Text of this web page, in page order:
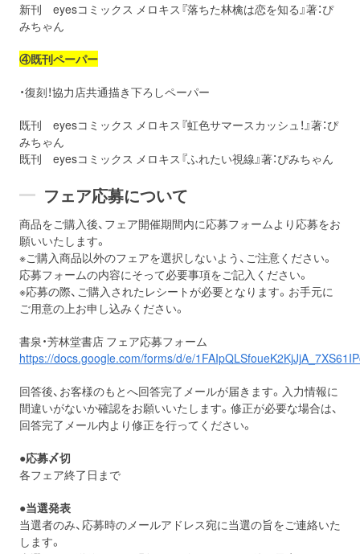
新刊 eyesコミックス メロキス『落ちた林檎は恋を知る』著：ぴ
みちゃん
④既刊ペーパー
・復刻！協力店共通描き下ろしペーパー
既刊 eyesコミックス メロキス『虹色サマースカッシュ！』著：ぴ
みちゃん
既刊 eyesコミックス メロキス『ふれたい視線』著：ぴみちゃん
フェア応募について
商品をご購入後、フェア開催期間内に応募フォームより応募をお
願いいたします。
※ご購入商品以外のフェアを選択しないよう、ご注意ください。
応募フォームの内容にそって必要事項をご記入ください。
※応募の際、ご購入されたレシートが必要となります。お手元に
ご用意の上お申し込みください。
書泉・芳林堂書店 フェア応募フォーム
https://docs.google.com/forms/d/e/
回答後、お客様のもとへ回答完了メールが届きます。入力情報に
間違いがないか確認をお願いいたします。修正が必要な場合は、
回答完了メール内より修正を行ってください。
●応募〆切
各フェア終了日まで
●当選発表
当選者のみ、応募時のメールアドレス宛に当選の旨をご連絡いた
します。